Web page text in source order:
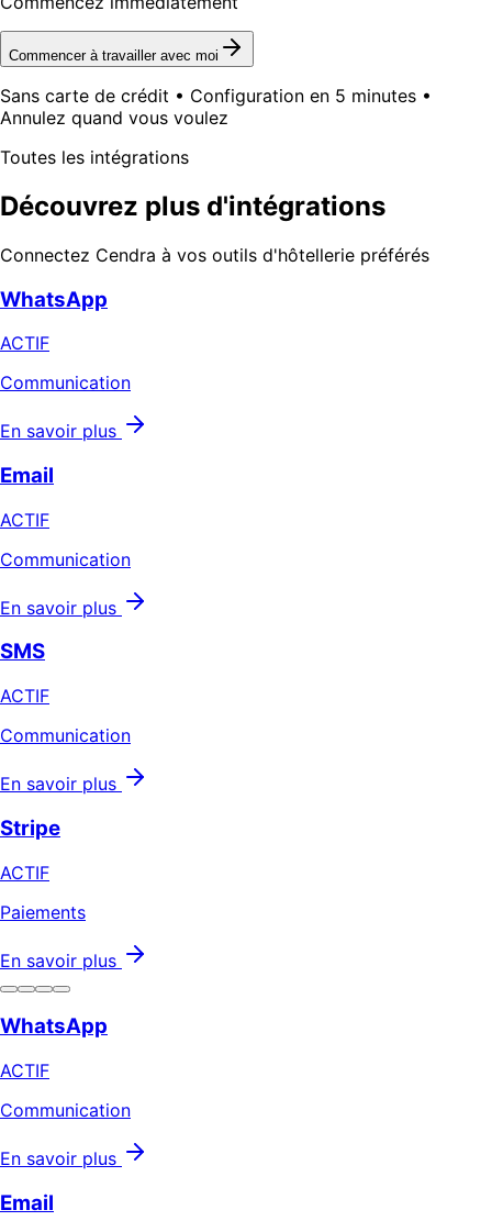
Commencer à travailler avec moi
Sans carte de crédit • Configuration en 5 minutes •
Annulez quand vous voulez
Toutes les intégrations
Découvrez plus d'intégrations
Connectez Cendra à vos outils d'hôtellerie préférés
WhatsApp
ACTIF
Communication
En savoir plus
Email
ACTIF
Communication
En savoir plus
SMS
ACTIF
Communication
En savoir plus
Stripe
ACTIF
Paiements
En savoir plus
WhatsApp
ACTIF
Communication
En savoir plus
Email